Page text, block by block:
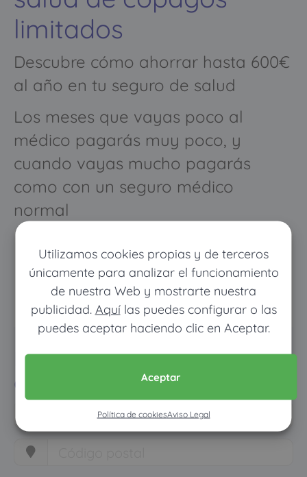
Utilizamos cookies propias y de terceros
únicamente para analizar el funcionamiento
de nuestra Web y mostrarte nuestra
publicidad. Aquílas puedes configurar o las
puedes aceptar haciendo clic en Aceptar.
Aceptar
Política de cookiesAviso Legal
limitados
Descubre cómo ahorrar hasta 600€
al año en tu seguro de salud
Los meses que vayas poco al
médico pagarás muy poco, y
cuando vayas mucho pagarás
como con un seguro médico
normal
Pon tus datos y descubre
cuánto dinero ahorrarías